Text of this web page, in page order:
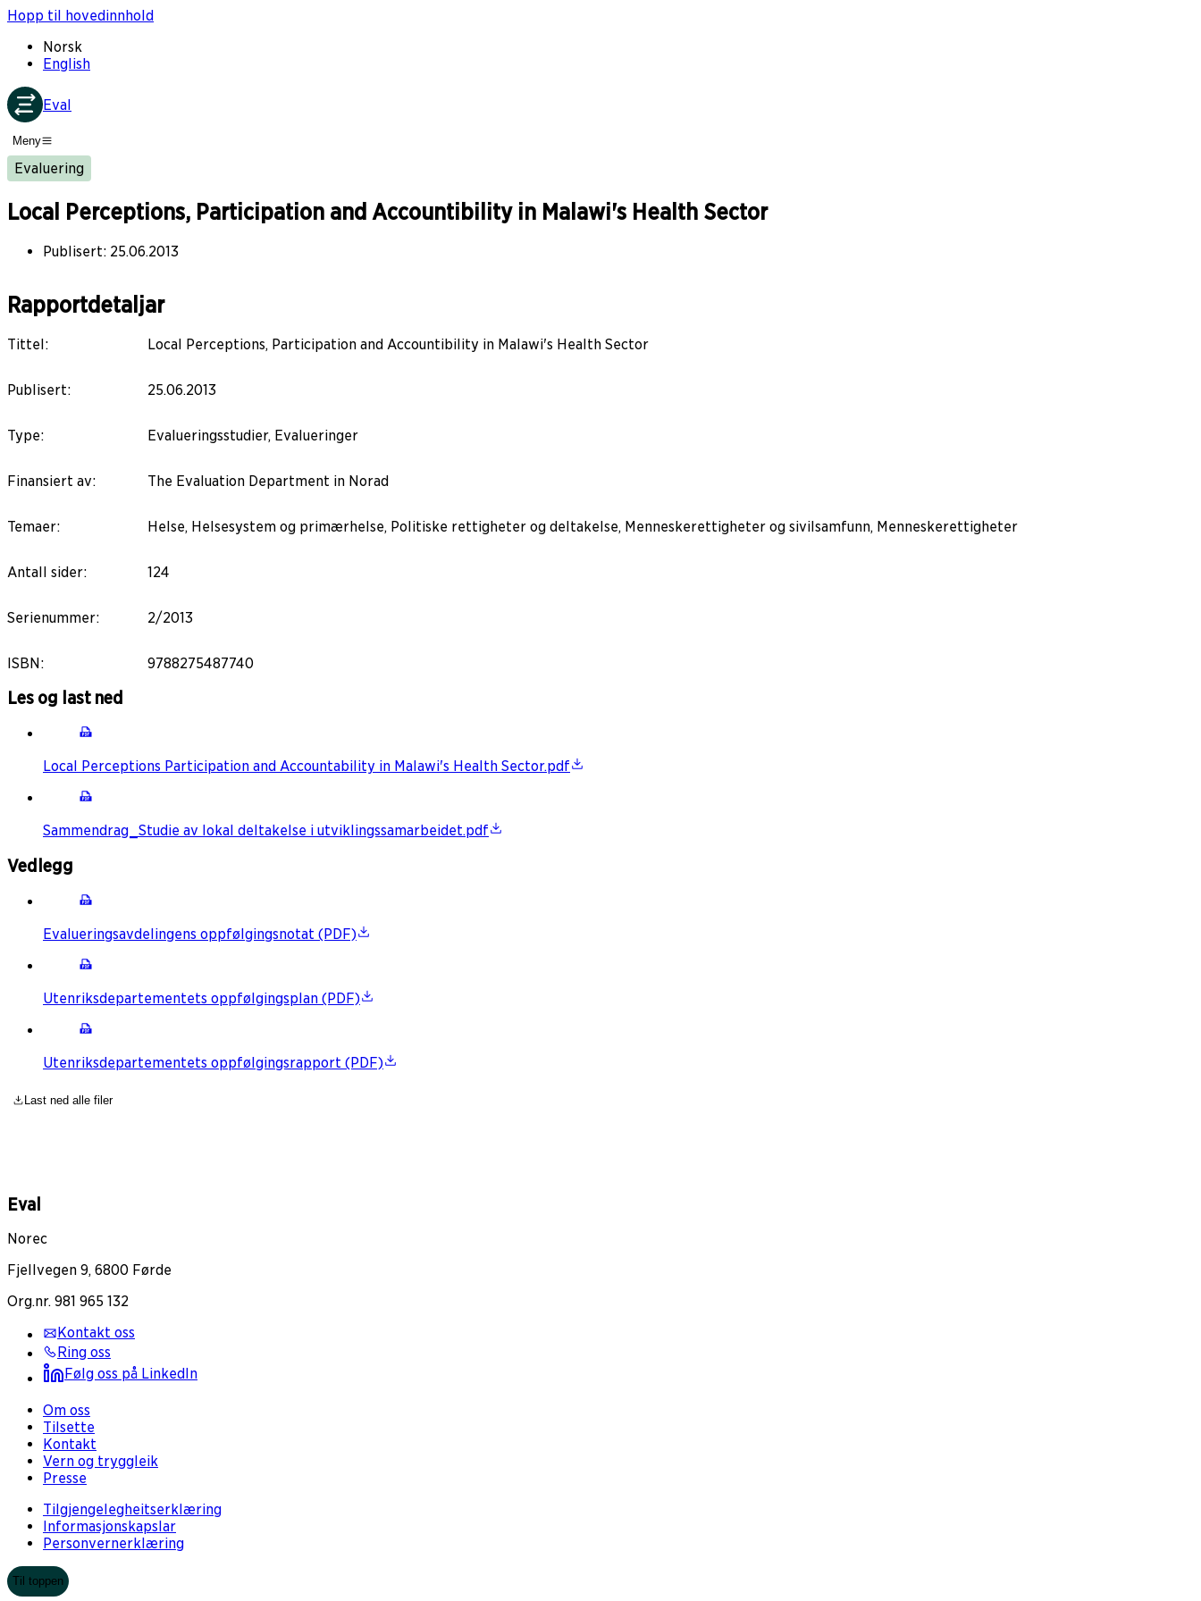
Hopp til hovedinnhold
Norsk
English
Eval
Meny
Evaluering
Local Perceptions, Participation and Accountibility in Malawi's Health Sector
Publisert: 25.06.2013
Rapportdetaljar
Tittel: Local Perceptions, Participation and Accountibility in Malawi's Health Sector
Publisert: 25.06.2013
Type: Evalueringsstudier, Evalueringer
Finansiert av: The Evaluation Department in Norad
Temaer: Helse, Helsesystem og primærhelse, Politiske rettigheter og deltakelse, Menneskerettigheter og sivilsamfunn, Menneskerettigheter
Antall sider: 124
Serienummer: 2/2013
ISBN: 9788275487740
Les og last ned
Local Perceptions Participation and Accountability in Malawi's Health Sector.pdf
Sammendrag_Studie av lokal deltakelse i utviklingssamarbeidet.pdf
Vedlegg
Evalueringsavdelingens oppfølgingsnotat (PDF)
Utenriksdepartementets oppfølgingsplan (PDF)
Utenriksdepartementets oppfølgingsrapport (PDF)
Last ned alle filer
Eval
Norec
Fjellvegen 9, 6800 Førde
Org.nr. 981 965 132
Kontakt oss
Ring oss
Følg oss på LinkedIn
Om oss
Tilsette
Kontakt
Vern og tryggleik
Presse
Tilgjengelegheitserklæring
Informasjonskapslar
Personvernerklæring
Til toppen